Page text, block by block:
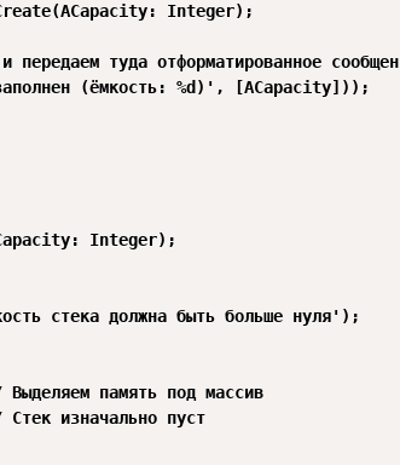
Integer);
передаем туда отформатированное
(ёмкость: %d)', [ACapacity]));
Integer);
стека должна быть больше нуля');
Выделяем память под массив
Стек изначально пуст